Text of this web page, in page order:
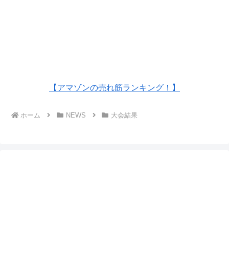
【アマゾンの売れ筋ランキング！】
ホーム NEWS 大会結果